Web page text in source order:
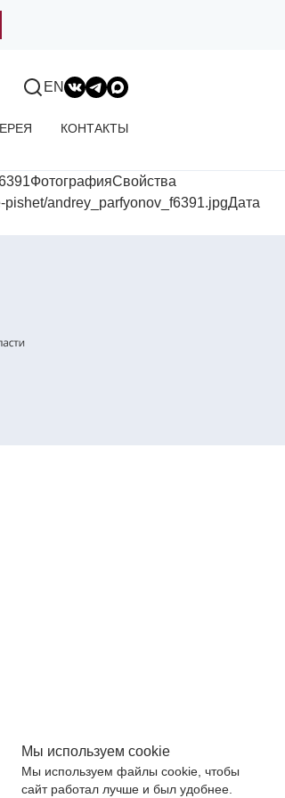
КОНТАКТЫ
EN
andrey_parfyonov_f6391.jpgДата
Мы используем cookie
Мы используем файлы cookie, чтобы
сайт работал лучше и был удобнее.